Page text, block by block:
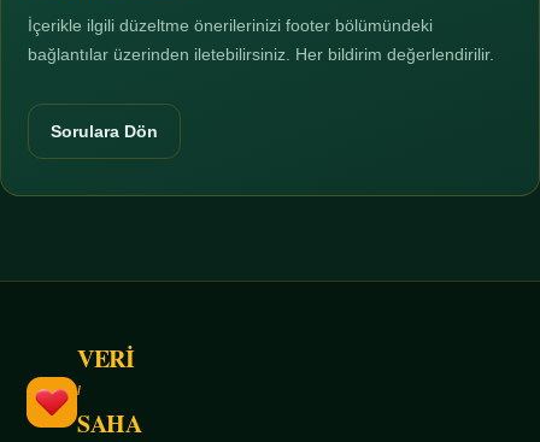
İçerikle ilgili düzeltme önerilerinizi footer bölümündeki
bağlantılar üzerinden iletebilirsiniz. Her bildirim değerlendirilir.
Sorulara Dön
VERİ
/
SAHA